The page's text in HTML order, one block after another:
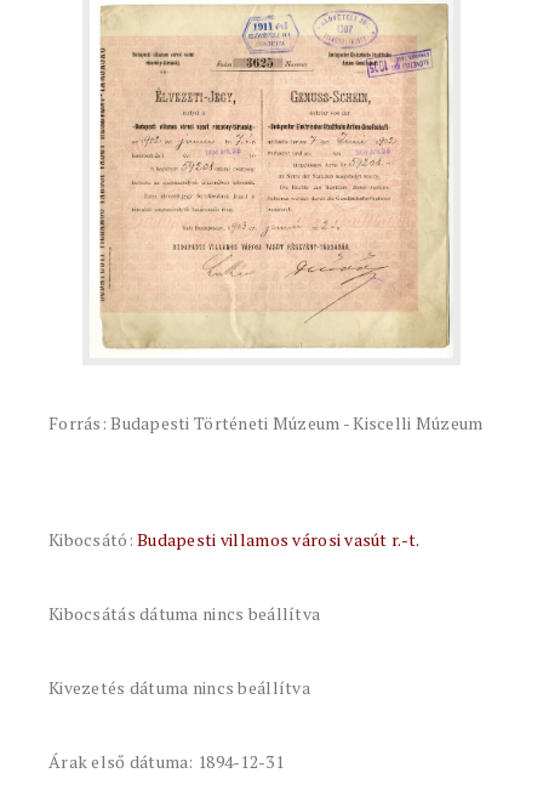
Forrás: Budapesti Történeti Múzeum - Kiscelli Múzeum
Kibocsátó:Budapesti villamos városi vasút r.-t.
Kibocsátás dátuma nincs beállítva
Kivezetés dátuma nincs beállítva
Árak első dátuma: 1894-12-31